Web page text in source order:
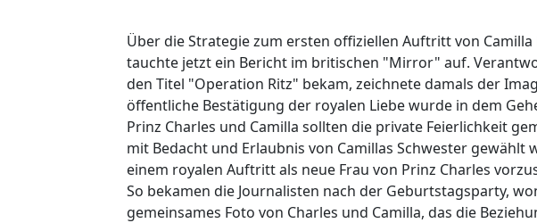
Über die Strategie zum ersten offiziellen Auftritt von
tauchte jetzt ein Bericht im britischen "Mirror" auf.
den Titel "Operation Ritz" bekam, zeichnete damals der
öffentliche Bestätigung der royalen Liebe wurde in dem
Prinz Charles und Camilla sollten die private Feierlichkeit
mit Bedacht und Erlaubnis von Camillas Schwester gewählt
einem royalen Auftritt als neue Frau von Prinz Charles
So bekamen die Journalisten nach der Geburtstagsparty,
gemeinsames Foto von Charles und Camilla, das die